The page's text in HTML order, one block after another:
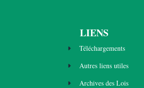
LIENS
Téléchargements
Autres liens utiles
Archives des Lois